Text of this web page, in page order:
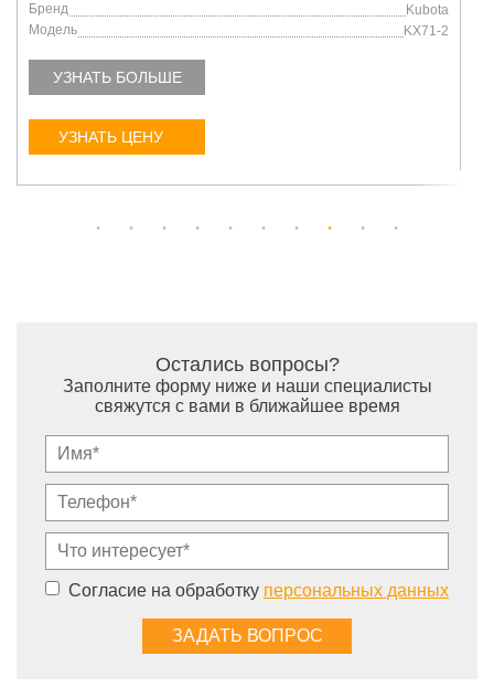
Бренд
Kubota
Модель
KX71-2
УЗНАТЬ БОЛЬШЕ
УЗНАТЬ ЦЕНУ
Остались вопросы?
Заполните форму ниже и наши специалисты
свяжутся с вами в ближайшее время
Согласие на обработку персональных данных